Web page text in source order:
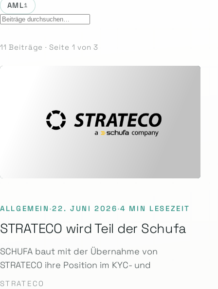
AML1
11 Beiträge · Seite 1 von 3
ALLGEMEIN ·22. JUNI 2026·4 MIN LESEZEIT
STRATECO wird Teil der Schufa
SCHUFA baut mit der Übernahme von
STRATECO ihre Position im KYC- und
STRATECO